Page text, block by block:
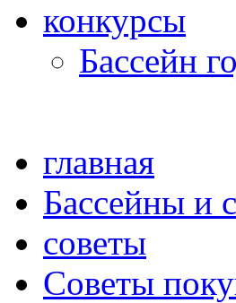
конкурсы
Бассейн
главная
Бассейны и
советы
Советы